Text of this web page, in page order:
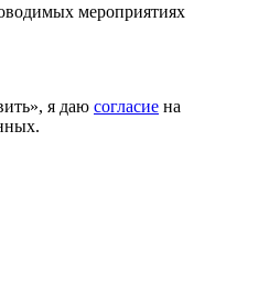
мероприятиях
я даю согласие на